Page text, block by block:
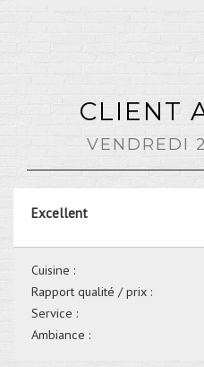
CLIENT
VENDREDI
Excellent
Cuisine :
Rapport qualité / prix :
Service :
Ambiance :